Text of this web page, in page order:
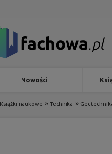
Nowości
Książki naukowe » Technika »